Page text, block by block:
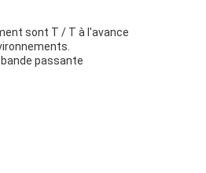
sont T / T à l'avance
passante